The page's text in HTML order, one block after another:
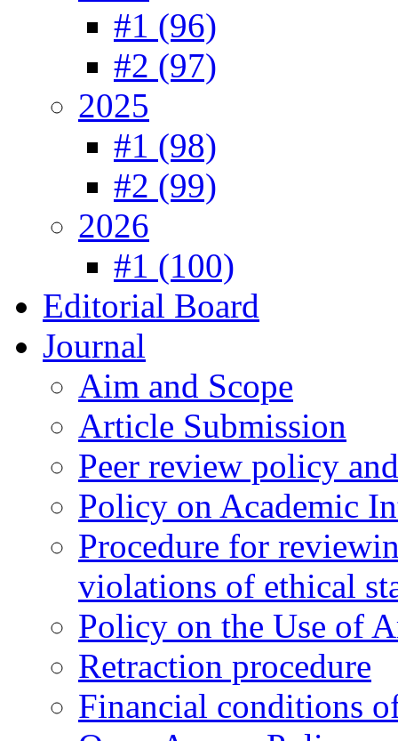
#1 (96)
#2 (97)
2025
#1 (98)
#2 (99)
2026
#1 (100)
Editorial Board
Journal
Aim and Scope
Article Submission
Peer review policy
Policy on Academic
Procedure for
violations of ethical
Policy on the Use of
Retraction procedure
Financial conditions